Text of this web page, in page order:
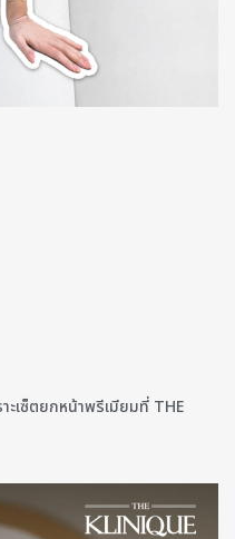
ะเซ็ตยกหน้าพรีเมียมที่ THE